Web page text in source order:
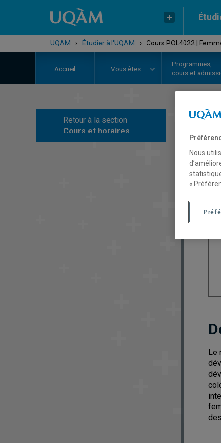
UQAM › Étudier à l'UQAM › Cours POL4022 |
Accueil Vous êtes
Programmes,
cours et
Retour à la section
Cours et horaires
Le
Nous
«